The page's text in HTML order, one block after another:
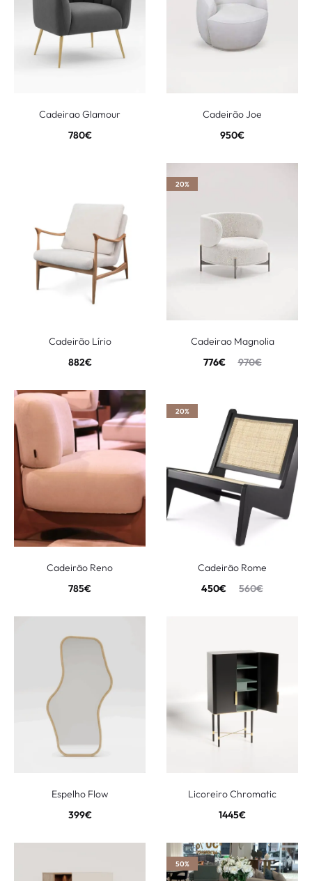
Cadeirao Glamour
780€
Cadeirão Joe
950€
Cadeirão Lírio
882€
20%
Cadeirao Magnolia
970€
776€
Cadeirão Reno
785€
20%
Cadeirão Rome
560€
450€
Espelho Flow
399€
Licoreiro Chromatic
1445€
50%